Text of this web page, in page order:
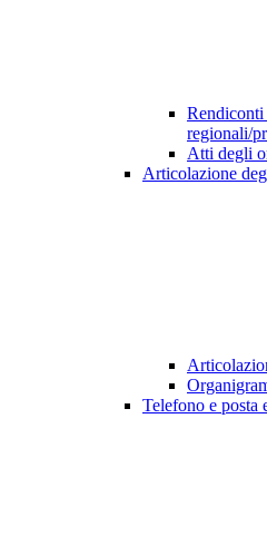
regionali/
Atti degli
Articolazione
Telefono e posta